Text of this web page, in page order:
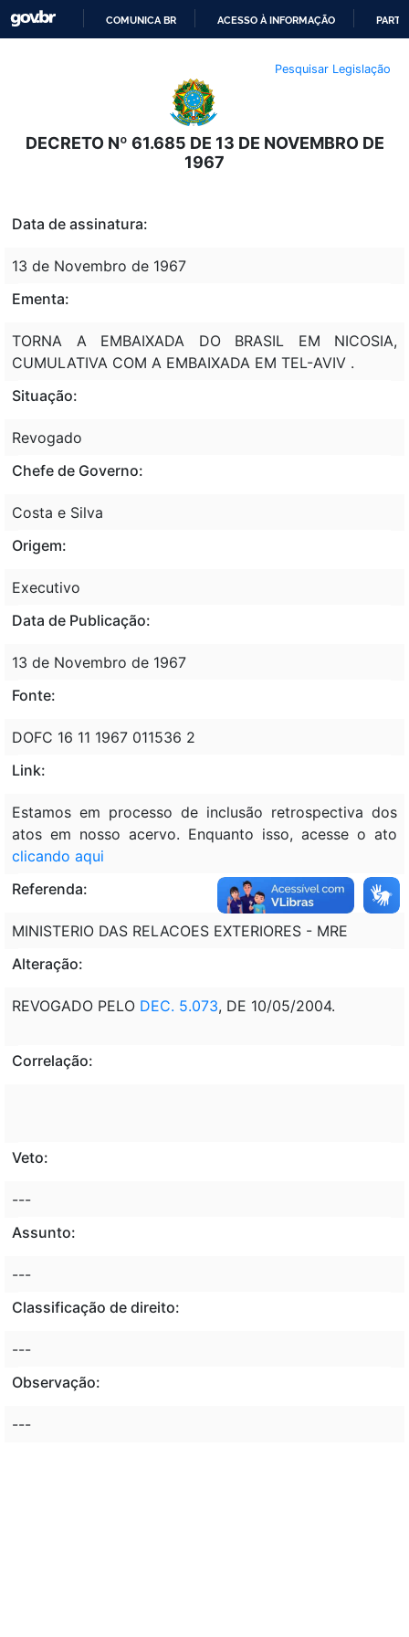
O
CONTEÚDO
COMUNICA BR ACESSO À INFORMAÇÃO
Pesquisar Legislação
DECRETO Nº 61.685 DE 13 DE NOVEMBRO DE
1967
Data de assinatura:
13 de Novembro de 1967
Ementa:
TORNA A EMBAIXADA DO BRASIL EM NICOSIA,
CUMULATIVA COM A EMBAIXADA EM TEL-AVIV .
Situação:
Revogado
Chefe de Governo:
Costa e Silva
Origem:
Executivo
Data de Publicação:
13 de Novembro de 1967
Fonte:
DOFC 16 11 1967 011536 2
Link:
Estamos em processo de inclusão retrospectiva dos
atos em nosso acervo. Enquanto isso, acesse o ato
clicando aqui
Referenda:
MINISTERIO DAS RELACOES EXTERIORES - MRE
Alteração:
REVOGADO PELO DEC. 5.073, DE 10/05/2004.
Correlação:
Veto:
---
Assunto:
---
Classificação de direito:
---
Observação:
---